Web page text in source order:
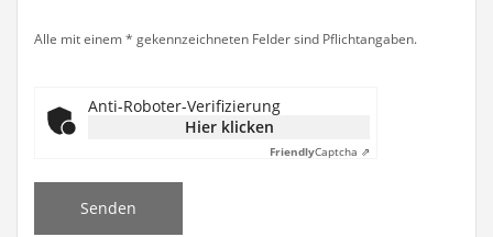
Alle mit einem * gekennzeichneten Felder sind Pflichtangaben.
Anti-Roboter-Verifizierung
Hier klicken
FriendlyCaptcha ⇗
Senden